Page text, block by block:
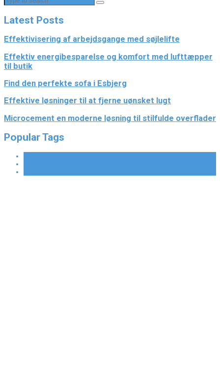
Latest Posts
Effektivisering af arbejdsgange med søjlelifte
Effektiv energibesparelse og komfort med lufttæpper
til butik
Find den perfekte sofa i Esbjerg
Effektive løsninger til at fjerne uønsket lugt
Microcement en moderne løsning til stilfulde overflader
Popular Tags